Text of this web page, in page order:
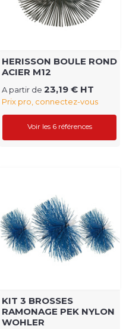
HERISSON BOULE ROND
ACIER M12
A partir de 23,19 € HT
Prix pro, connectez-vous
Voir les 6 références
KIT 3 BROSSES
RAMONAGE PEK NYLON
WOHLER